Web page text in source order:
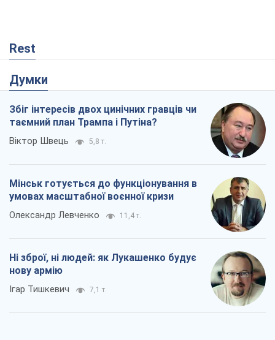
Rest
Думки
Збіг інтересів двох цинічних гравців чи
таємний план Трампа і Путіна?
Віктор Швець 5,8 т.
Мінськ готується до функціонування в
умовах масштабної воєнної кризи
Олександр Левченко 11,4 т.
Ні зброї, ні людей: як Лукашенко будує
нову армію
Ігар Тишкевич 7,1 т.